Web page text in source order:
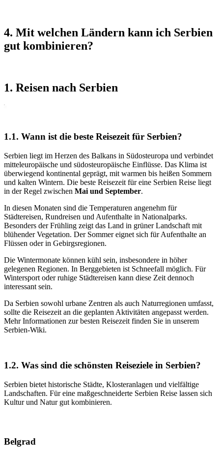
4. Mit welchen Ländern kann ich Serbien
gut kombinieren?
1. Reisen nach Serbien
1.1. Wann ist die beste Reisezeit für Serbien?
Serbien liegt im Herzen des Balkans in Südosteuropa und verbindet
mitteleuropäische und südosteuropäische Einflüsse. Das Klima ist
überwiegend kontinental geprägt, mit warmen bis heißen Sommern
und kalten Wintern. Die beste Reisezeit für eine Serbien Reise liegt
in der Regel zwischen Mai und September.
In diesen Monaten sind die Temperaturen angenehm für
Städtereisen, Rundreisen und Aufenthalte in Nationalparks.
Besonders der Frühling zeigt das Land in grüner Landschaft mit
blühender Vegetation. Der Sommer eignet sich für Aufenthalte an
Flüssen oder in Gebirgsregionen.
Die Wintermonate können kühl sein, insbesondere in höher
gelegenen Regionen. In Berggebieten ist Schneefall möglich. Für
Wintersport oder ruhige Städtereisen kann diese Zeit dennoch
interessant sein.
Da Serbien sowohl urbane Zentren als auch Naturregionen umfasst,
sollte die Reisezeit an die geplanten Aktivitäten angepasst werden.
Mehr Informationen zur besten Reisezeit finden Sie in unserem
Serbien-Wiki.
1.2. Was sind die schönsten Reiseziele in Serbien?
Serbien bietet historische Städte, Klosteranlagen und vielfältige
Landschaften. Für eine maßgeschneiderte Serbien Reise lassen sich
Kultur und Natur gut kombinieren.
Belgrad